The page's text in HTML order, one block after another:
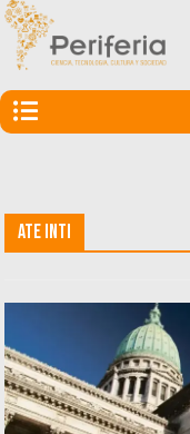
ATE INTI